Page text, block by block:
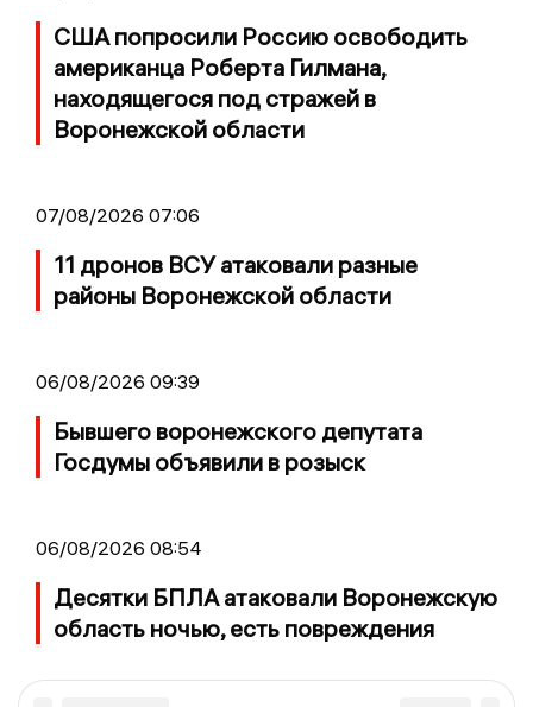
США попросили Россию освободить
американца Роберта Гилмана,
находящегося под стражей в
Воронежской области
07/08/2026 07:06
11 дронов ВСУ атаковали разные
районы Воронежской области
06/08/2026 09:39
Бывшего воронежского депутата
Госдумы объявили в розыск
06/08/2026 08:54
Десятки БПЛА атаковали Воронежскую
область ночью, есть повреждения